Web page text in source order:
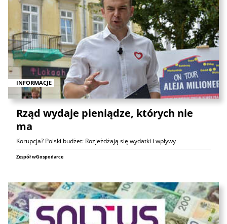
INFORMACJE
Rząd wydaje pieniądze, których nie
ma
Korupcja? Polski budżet: Rozjeżdżają się wydatki i wpływy
Zespół wGospodarce